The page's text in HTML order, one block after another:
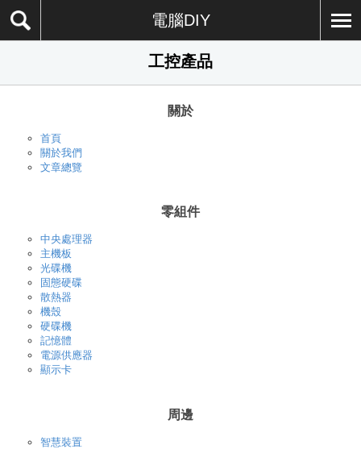
電腦DIY
工控產品
關於
首頁
關於我們
文章總覽
零組件
中央處理器
主機板
光碟機
固態硬碟
散熱器
機殼
硬碟機
記憶體
電源供應器
顯示卡
周邊
智慧裝置